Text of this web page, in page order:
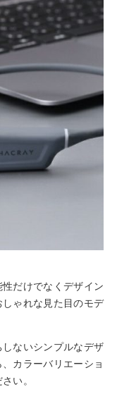
だけでなくデザイン
ゃれな見た目のモデ
ないシンプルなデザ
カラーバリエーショ
い。